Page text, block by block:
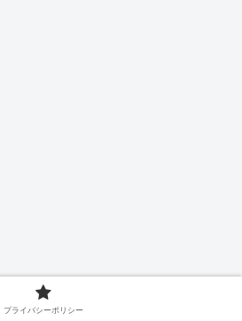
プライバシーポリシー